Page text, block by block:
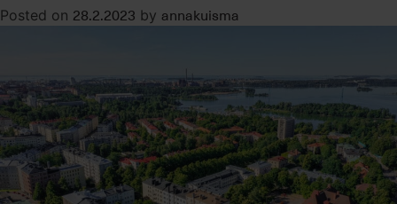
Posted on 28.2.2023 by annakuisma